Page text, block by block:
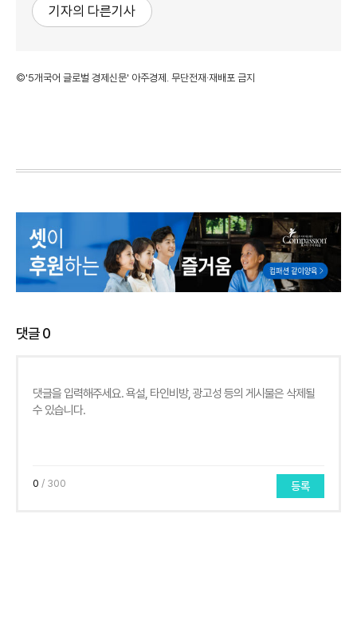
기자의 다른기사
©'5개국어 글로벌 경제신문' 아주경제. 무단전재·재배포 금지
댓글0
0 / 300 등록